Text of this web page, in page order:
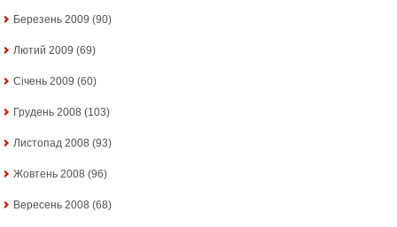
Березень 2009 (90)
Лютий 2009 (69)
Січень 2009 (60)
Грудень 2008 (103)
Листопад 2008 (93)
Жовтень 2008 (96)
Вересень 2008 (68)